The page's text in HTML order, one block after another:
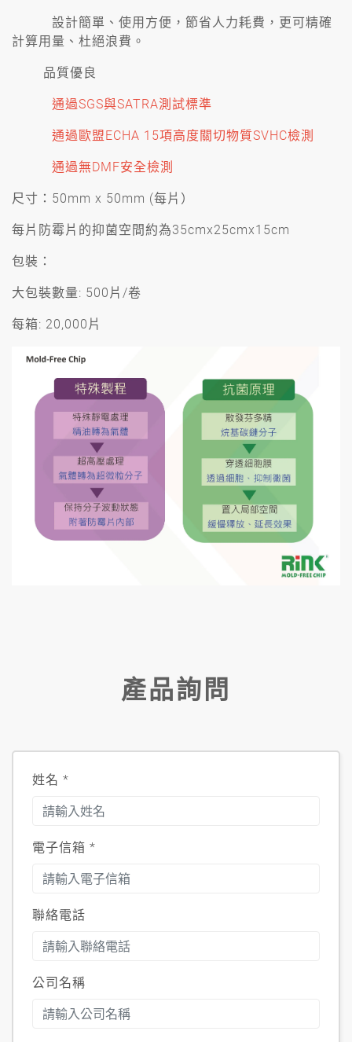
設計簡單、使用方便，節省人力耗費，更可精確
計算用量、杜絕浪費。
品質優良
通過SGS與SATRA測試標準
通過歐盟ECHA 15項高度關切物質SVHC檢測
通過無DMF安全檢測
尺寸：50mm x 50mm (每片）
每片防霉片的抑菌空間約為35cmx25cmx15cm
包裝：
大包裝數量: 500片/卷
每箱: 20,000片
產品詢問
姓名 *
電子信箱 *
聯絡電話
公司名稱